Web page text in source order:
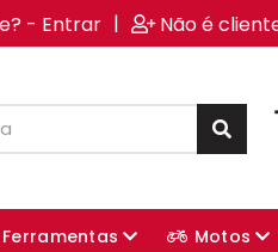
- Entrar | Não é
Ferramentas Motos